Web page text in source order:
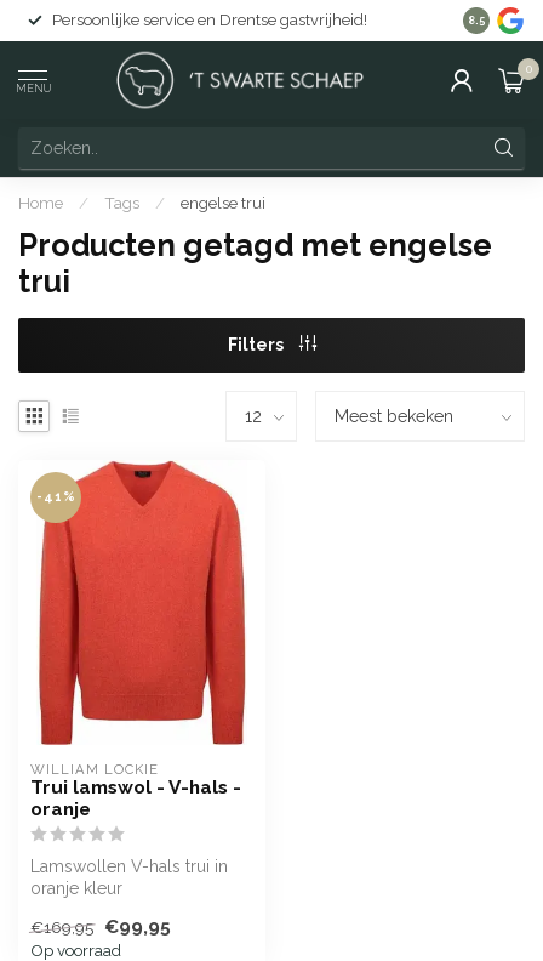
Persoonlijke service en Drentse gastvrijheid! Gratis
8.5
MENU
0
Home / Tags / engelse trui
Producten getagd met engelse
trui
Filters
-41%
WILLIAM LOCKIE
Trui lamswol - V-hals -
oranje
Lamswollen V-hals trui in
oranje kleur
€169,95 €99,95
Op voorraad